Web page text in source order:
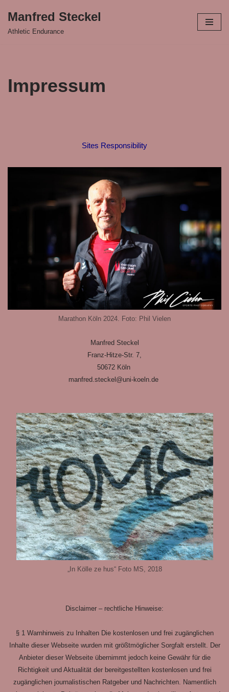
Zum
Manfred Steckel
Athletic Endurance
Impressum
Sites Responsibility
Marathon Köln 2024. Foto: Phil Vielen
Manfred Steckel
Franz-Hitze-Str. 7,
50672 Köln
manfred.steckel@uni-koeln.de
„In Kölle ze hus“ Foto MS, 2018
Disclaimer – rechtliche Hinweise:
§ 1 Warnhinweis zu Inhalten Die kostenlosen und frei zugänglichen
Inhalte dieser Webseite wurden mit größtmöglicher Sorgfalt erstellt. Der
Anbieter dieser Webseite übernimmt jedoch keine Gewähr für die
Richtigkeit und Aktualität der bereitgestellten kostenlosen und frei
zugänglichen journalistischen Ratgeber und Nachrichten. Namentlich